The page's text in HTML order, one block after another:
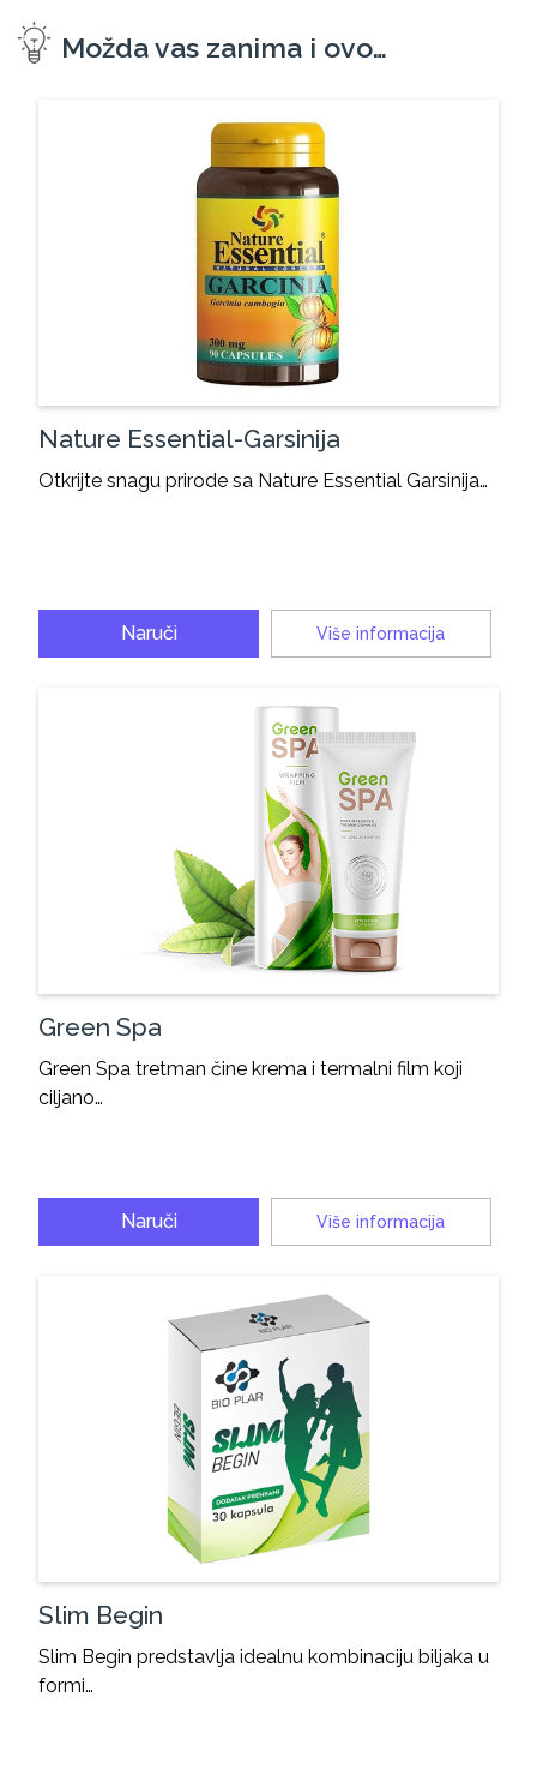
Možda vas zanima i ovo…
Nature Essential-Garsinija
Otkrijte snagu prirode sa Nature Essential Garsinija…
Naruči Više informacija
Green Spa
Green Spa tretman čine krema i termalni film koji
ciljano…
Naruči Više informacija
Slim Begin
Slim Begin predstavlja idealnu kombinaciju biljaka u
formi…